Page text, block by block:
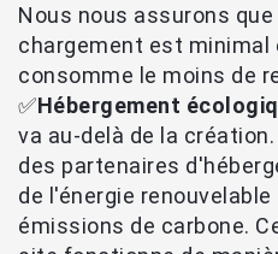
Nous nous assurons
chargement est minimal
consomme le moins de
✅Hébergement
va au-delà de la
des partenaires
de l'énergie
émissions de carbone.